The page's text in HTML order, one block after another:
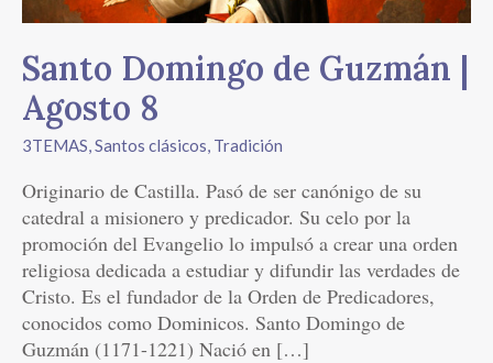
Santo Domingo de Guzmán |
Agosto 8
3TEMAS Santos clásicos Tradición
Originario de Castilla. Pasó de ser canónigo de su
catedral a misionero y predicador. Su celo por la
promoción del Evangelio lo impulsó a crear una orden
religiosa dedicada a estudiar y difundir las verdades de
Cristo. Es el fundador de la Orden de Predicadores,
conocidos como Dominicos. Santo Domingo de
Guzmán (1171-1221) Nació en […]